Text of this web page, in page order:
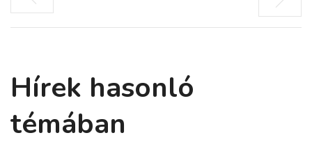
Hírek hasonló
témában